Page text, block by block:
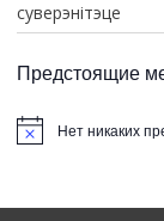
суверэнітэце
Предстоящие
т
Нет никаких